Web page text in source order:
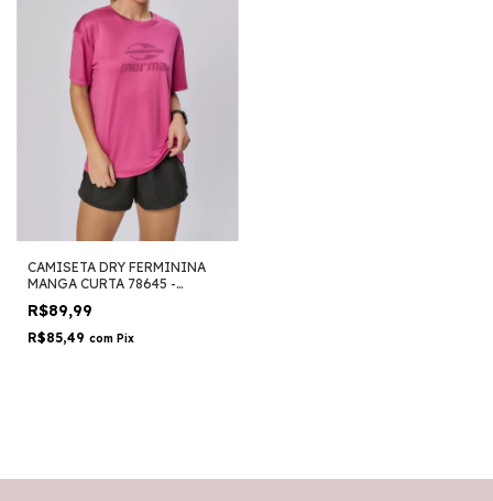
CAMISETA DRY FERMININA
MANGA CURTA 78645 -
MORMAII
R$89,99
R$85,49 com Pix